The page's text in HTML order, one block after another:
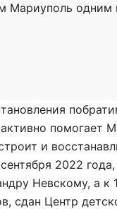
Мариуполь одним
помогает
и
2022
Невскому, а к
сдан Центр